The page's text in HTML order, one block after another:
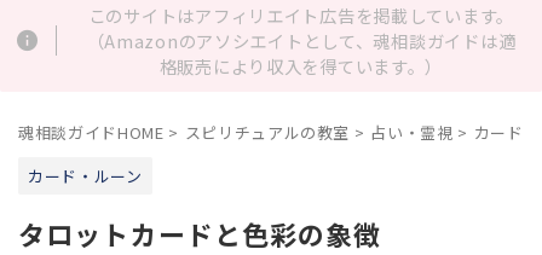
このサイトはアフィリエイト広告を掲載しています。
（Amazonのアソシエイトとして、魂相談ガイドは適
格販売により収入を得ています。）
魂相談ガイドHOME > スピリチュアルの教室 > 占い・霊視 > カード
カード・ルーン
タロットカードと色彩の象徴